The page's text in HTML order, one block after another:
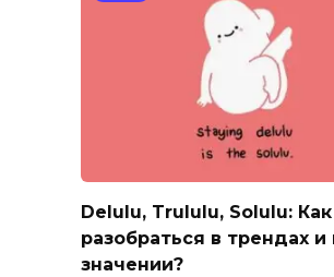
Delulu, Trululu, Solulu: Как
разобраться в трендах и
значении?